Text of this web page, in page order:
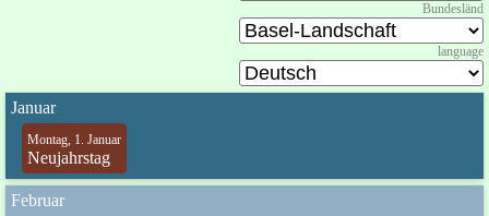
Bundesländ
language
Januar
Montag, 1. Januar
Neujahrstag
Februar